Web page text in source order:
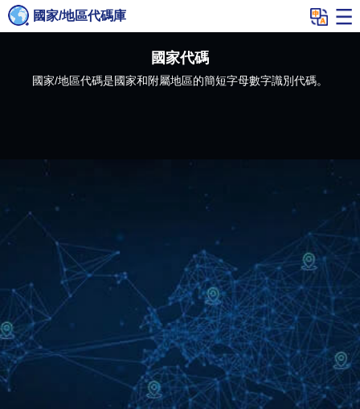
國家/地區代碼庫
國家代碼
國家/地區代碼是國家和附屬地區的簡短字母數字識別代碼。